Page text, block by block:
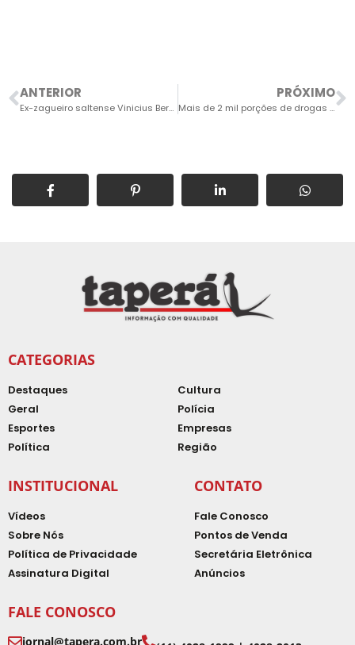
ANTERIOR
Ex-zagueiro saltense Vinicius Bergantin não é mais técnico do Ituano
PRÓXIMO
Mais de 2 mil porções de drogas são apreendidas por GCMs da ROMU
CATEGORIAS
Destaques
Geral
Esportes
Política
Cultura
Polícia
Empresas
Região
INSTITUCIONAL
Vídeos
Sobre Nós
Política de Privacidade
Assinatura Digital
CONTATO
Fale Conosco
Pontos de Venda
Secretária Eletrônica
Anúncios
FALE CONOSCO
jornal@tapera.com.br